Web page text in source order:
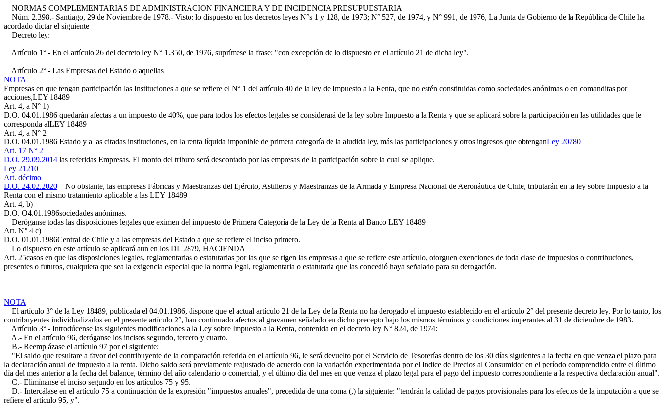
NORMAS COMPLEMENTARIAS DE ADMINISTRACION FINANCIERA Y DE INCIDENCIA PRESUPUESTARIA
Núm. 2.398.- Santiago, 29 de Noviembre de 1978.- Visto: lo dispuesto en los decretos leyes N°s 1 y 128, de 1973; N° 527, de 1974, y N° 991, de 1976, La Junta de Gobierno de la República de Chile ha
acordado dictar el siguiente
Decreto ley:
Artículo 1°.- En el artículo 26 del decreto ley N° 1.350, de 1976, suprímese la frase: "con excepción de lo dispuesto en el artículo 21 de dicha ley".
Artículo 2°.- Las Empresas del Estado o aquellas
NOTA
Empresas en que tengan participación las Instituciones a que se refiere el N° 1 del artículo 40 de la ley de Impuesto a la Renta, que no estén constituidas como sociedades anónimas o en comanditas por
acciones,LEY 18489
Art. 4, a N° 1)
D.O. 04.01.1986 quedarán afectas a un impuesto de 40%, que para todos los efectos legales se considerará de la ley sobre Impuesto a la Renta y que se aplicará sobre la participación en las utilidades que le
corresponda alLEY 18489
Art. 4, a N° 2
D.O. 04.01.1986 Estado y a las citadas instituciones, en la renta líquida imponible de primera categoría de la aludida ley, más las participaciones y otros ingresos que obtenganLey 20780
Art. 17 N° 2
D.O. 29.09.2014 las referidas Empresas. El monto del tributo será descontado por las empresas de la participación sobre la cual se aplique.
Ley 21210
Art. décimo
D.O. 24.02.2020 No obstante, las empresas Fábricas y Maestranzas del Ejército, Astilleros y Maestranzas de la Armada y Empresa Nacional de Aeronáutica de Chile, tributarán en la ley sobre Impuesto a la
Renta con el mismo tratamiento aplicable a las LEY 18489
Art. 4, b)
D.O. O4.01.1986sociedades anónimas.
Deróganse todas las disposiciones legales que eximen del impuesto de Primera Categoría de la Ley de la Renta al Banco LEY 18489
Art. N° 4 c)
D.O. 01.01.1986Central de Chile y a las empresas del Estado a que se refiere el inciso primero.
Lo dispuesto en este artículo se aplicará aun en los DL 2879, HACIENDA
Art. 25casos en que las disposiciones legales, reglamentarias o estatutarias por las que se rigen las empresas a que se refiere este artículo, otorguen exenciones de toda clase de impuestos o contribuciones,
presentes o futuros, cualquiera que sea la exigencia especial que la norma legal, reglamentaria o estatutaria que las concedió haya señalado para su derogación.
NOTA
El artículo 3° de la Ley 18489, publicada el 04.01.1986, dispone que el actual artículo 21 de la Ley de la Renta no ha derogado el impuesto establecido en el artículo 2° del presente decreto ley. Por lo tanto, los
contribuyentes individualizados en el presente artículo 2°, han continuado afectos al gravamen señalado en dicho precepto bajo los mismos términos y condiciones imperantes al 31 de diciembre de 1983.
Artículo 3°.- Introdúcense las siguientes modificaciones a la Ley sobre Impuesto a la Renta, contenida en el decreto ley N° 824, de 1974:
A.- En el artículo 96, deróganse los incisos segundo, tercero y cuarto.
B.- Reemplázase el artículo 97 por el siguiente:
"El saldo que resultare a favor del contribuyente de la comparación referida en el artículo 96, le será devuelto por el Servicio de Tesorerías dentro de los 30 días siguientes a la fecha en que venza el plazo para
la declaración anual de impuesto a la renta. Dicho saldo será previamente reajustado de acuerdo con la variación experimentada por el Indice de Precios al Consumidor en el período comprendido entre el último
día del mes anterior a la fecha del balance, término del año calendario o comercial, y el último día del mes en que venza el plazo legal para el pago del impuesto correspondiente a la respectiva declaración anual".
C.- Elimínanse el inciso segundo en los artículos 75 y 95.
D.- Intercálase en el artículo 75 a continuación de la expresión "impuestos anuales", precedida de una coma (,) la siguiente: "tendrán la calidad de pagos provisionales para los efectos de la imputación a que se
refiere el artículo 95, y".